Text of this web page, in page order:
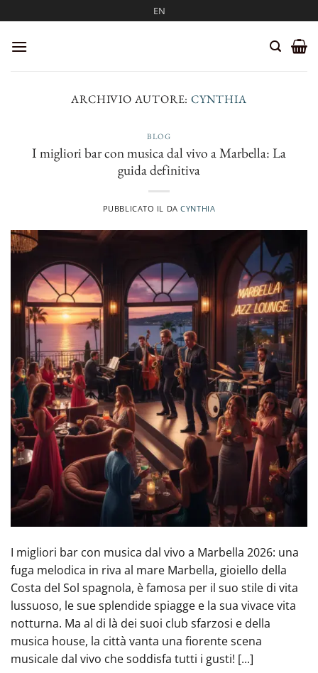
ai
contenuti
EN
ARCHIVIO AUTORE: CYNTHIA
BLOG
I migliori bar con musica dal vivo a Marbella: La
guida definitiva
PUBBLICATO IL DACYNTHIA
I migliori bar con musica dal vivo a Marbella 2026: una
fuga melodica in riva al mare Marbella, gioiello della
Costa del Sol spagnola, è famosa per il suo stile di vita
lussuoso, le sue splendide spiagge e la sua vivace vita
notturna. Ma al di là dei suoi club sfarzosi e della
musica house, la città vanta una fiorente scena
musicale dal vivo che soddisfa tutti i gusti! [...]